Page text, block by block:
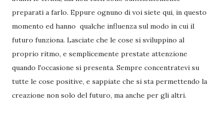
preparati a farlo. Eppure ognuno di voi siete qui, in questo
momento ed hanno qualche influenza sul modo in cui il
futuro funziona. Lasciate che le cose si sviluppino al
proprio ritmo, e semplicemente prestate attenzione
quando l'occasione si presenta. Sempre concentratevi su
tutte le cose positive, e sappiate che si sta permettendo la
creazione non solo del futuro, ma anche per gli altri.